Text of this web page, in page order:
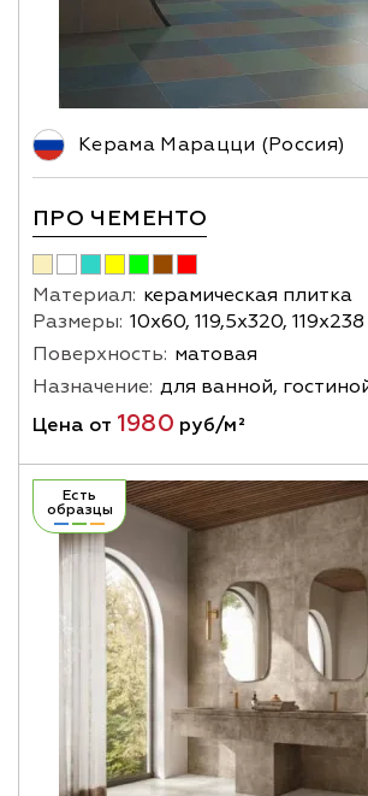
Керама Марацци (Россия)
ПРО ЧЕМЕНТО
Материал: керамическая плитка
Размеры: 10х60, 119,5х320, 119х238
Поверхность: матовая
Назначение: для ванной,
Цена от 1980 руб/м²
Есть
образцы